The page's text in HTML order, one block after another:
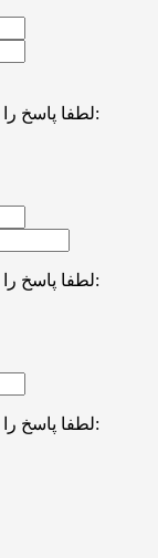
لطفا پاسخ را به عدد انگلیسی وارد کنید:
لطفا پاسخ را به عدد انگلیسی وارد کنید:
لطفا پاسخ را به عدد انگلیسی وارد کنید: